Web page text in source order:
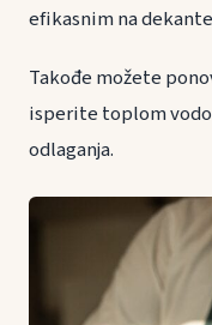
efikasnim na
Takođe možete
isperite toplom
odlaganja.